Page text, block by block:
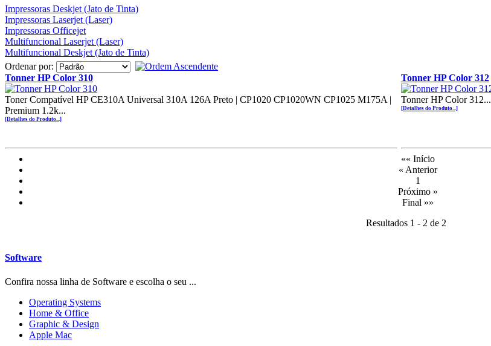
Impressoras Deskjet (Jato de Tinta)
Impressoras Laserjet (Laser)
Impressoras Officejet
Multifuncional Laserjet (Laser)
Multifuncional Deskjet (Jato de Tinta)
Ordenar por:
Tonner HP Color 310
Toner Compatível HP CE310A Universal 310A 126A Preto | CP1020 CP1020WN CP1025 M175A |
Premium 1.2k...
[Detalhes do Produto...]
Tonner HP Color 312
Tonner HP Color 312...
[Detalhes do Produto...]
«« Início
« Anterior
1
Próximo »
Final »»
Resultados 1 - 2 de 2
Software
Confira nossa linha de Software e escolha o seu ...
Operating Systems
Home & Office
Graphic & Design
Apple Mac